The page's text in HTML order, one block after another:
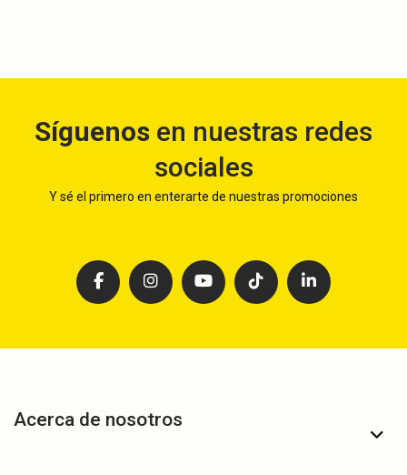
Síguenos en nuestras redes
sociales
Y sé el primero en enterarte de nuestras promociones
Acerca de nosotros